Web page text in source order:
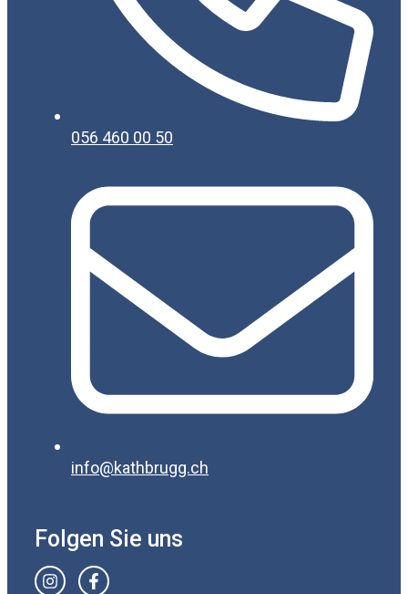
056 460 00 50
info@kathbrugg.ch
Folgen Sie uns